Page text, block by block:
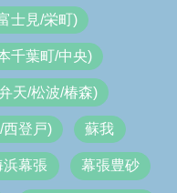
士見/栄町)
千葉町/中央)
天/松波/椿森)
登戸) 蘇我
浜幕張 幕張豊砂